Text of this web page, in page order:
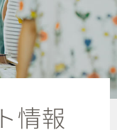
情報